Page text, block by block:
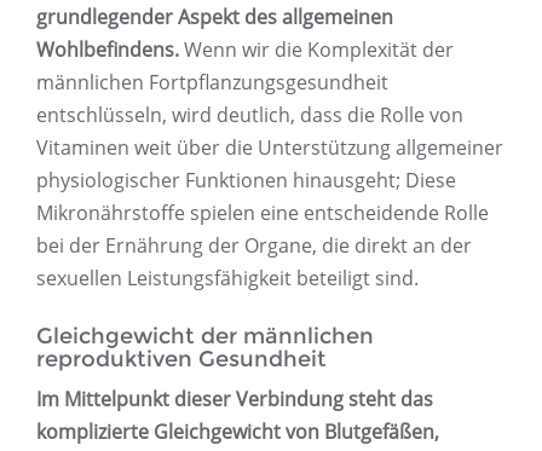
grundlegender Aspekt des allgemeinen
Wohlbefindens.Wenn wir die Komplexität der
männlichen Fortpflanzungsgesundheit
entschlüsseln, wird deutlich, dass die Rolle von
Vitaminen weit über die Unterstützung allgemeiner
physiologischer Funktionen hinausgeht; Diese
Mikronährstoffe spielen eine entscheidende Rolle
bei der Ernährung der Organe, die direkt an der
sexuellen Leistungsfähigkeit beteiligt sind.
Gleichgewicht der männlichen
reproduktiven Gesundheit
Im Mittelpunkt dieser Verbindung steht das
komplizierte Gleichgewicht von Blutgefäßen,